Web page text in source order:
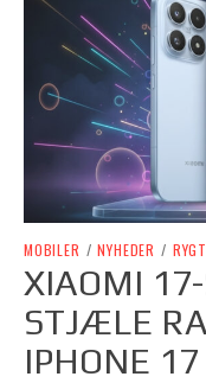
MOBILER / NYHEDER /
XIAOMI
STJÆLE
IPHONE 17